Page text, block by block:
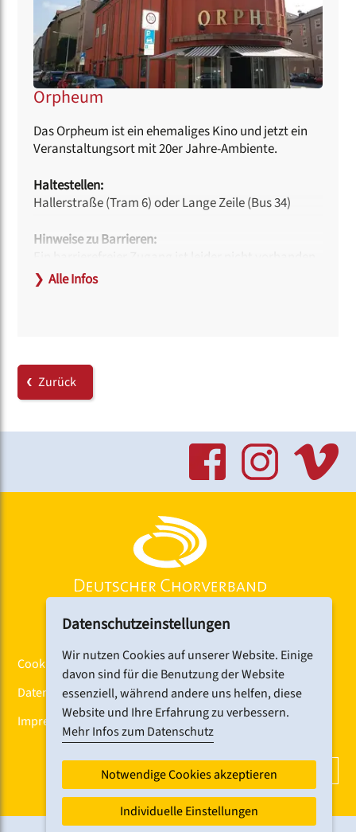
Orpheum
Das Orpheum ist ein ehemaliges Kino und jetzt ein
Veranstaltungsort mit 20er Jahre-Ambiente.
Haltestellen:
Hallerstraße (Tram 6) oder Lange Zeile (Bus 34)
Hinweise zu Barrieren:
❯ Alle Infos
Zurück
Cookiebanner
Datenschutz
Impressum
DCV-NEWSLETTER ABONNIEREN
Datenschutzeinstellungen
Wir nutzen Cookies auf unserer Website. Einige
davon sind für die Benutzung der Website
essenziell, während andere uns helfen, diese
Website und Ihre Erfahrung zu verbessern.
Mehr Infos zum Datenschutz
Notwendige Cookies akzeptieren
Individuelle Einstellungen